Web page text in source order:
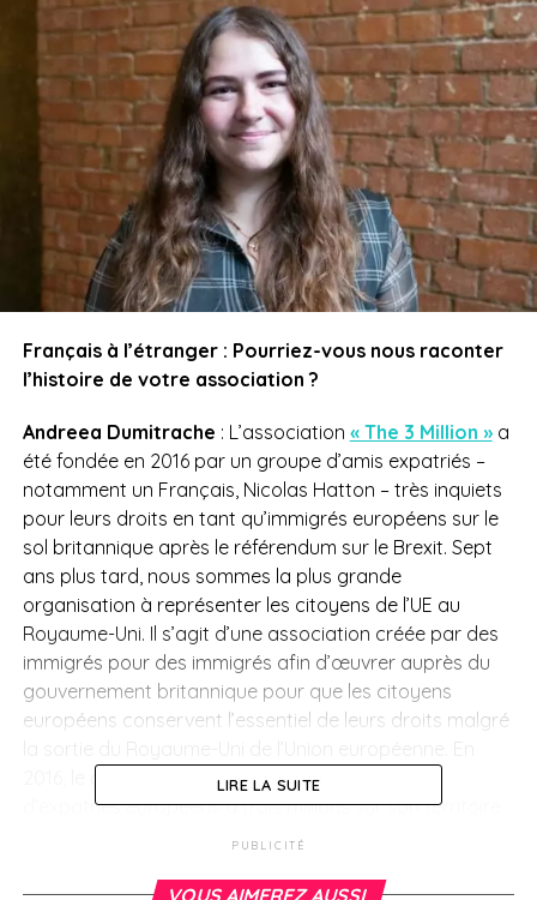
Français à l’étranger : Pourriez-vous nous raconter
l’histoire de votre association ?
Andreea Dumitrache : L’association « The 3 Million »a
été fondée en 2016 par un groupe d’amis expatriés –
notamment un Français, Nicolas Hatton – très inquiets
pour leurs droits en tant qu’immigrés européens sur le
sol britannique après le référendum sur le Brexit. Sept
ans plus tard, nous sommes la plus grande
organisation à représenter les citoyens de l’UE au
Royaume-Uni. Il s’agit d’une association créée par des
immigrés pour des immigrés afin d’œuvrer auprès du
gouvernement britannique pour que les citoyens
européens conservent l’essentiel de leurs droits malgré
2016, le gouvernement estimait la population
d’expatriés européens à trois millions sur son territoire,
d’où notre nom. Selon le dernier recensement réalisé en
reste une estimation, car beaucoup de gens ont quitté
LIRE LA SUITE
PUBLICITÉ
VOUS AIMEREZ AUSSI